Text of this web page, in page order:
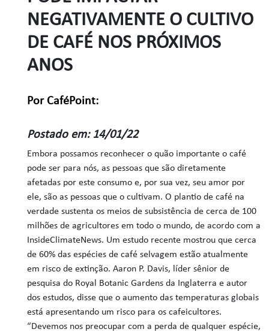
NEGATIVAMENTE O CULTIVO
DE CAFÉ NOS PRÓXIMOS
ANOS
Por CaféPoint:
Postado em: 14/01/22
Embora possamos reconhecer o quão importante o café
pode ser para nós, as pessoas que são diretamente
afetadas por este consumo e, por sua vez, seu amor por
ele, são as pessoas que o cultivam. O plantio de café na
verdade sustenta os meios de subsistência de cerca de 100
milhões de agricultores em todo o mundo, de acordo com a
InsideClimateNews. Um estudo recente mostrou que cerca
de 60% das espécies de café selvagem estão atualmente
em risco de extinção. Aaron P. Davis, líder sênior de
pesquisa do Royal Botanic Gardens da Inglaterra e autor
dos estudos, disse que o aumento das temperaturas globais
está apresentando um risco para os cafeicultores.
“Devemos nos preocupar com a perda de qualquer espécie,